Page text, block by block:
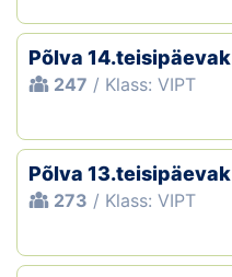
Põlva 14.teisipäevak
247 / Klass: VIPT
Põlva 13.teisipäevak
273 / Klass: VIPT